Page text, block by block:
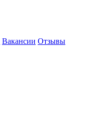
Вакансии Отзывы